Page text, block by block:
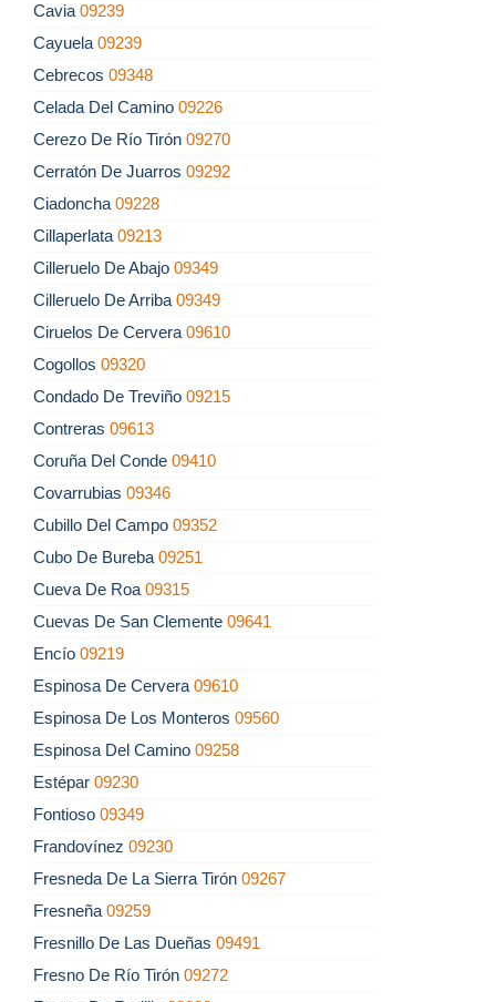
Cavia 09239
Cayuela 09239
Cebrecos 09348
Celada Del Camino 09226
Cerezo De Río Tirón 09270
Cerratón De Juarros 09292
Ciadoncha 09228
Cillaperlata 09213
Cilleruelo De Abajo 09349
Cilleruelo De Arriba 09349
Ciruelos De Cervera 09610
Cogollos 09320
Condado De Treviño 09215
Contreras 09613
Coruña Del Conde 09410
Covarrubias 09346
Cubillo Del Campo 09352
Cubo De Bureba 09251
Cueva De Roa 09315
Cuevas De San Clemente 09641
Encío 09219
Espinosa De Cervera 09610
Espinosa De Los Monteros 09560
Espinosa Del Camino 09258
Estépar 09230
Fontioso 09349
Frandovínez 09230
Fresneda De La Sierra Tirón 09267
Fresneña 09259
Fresnillo De Las Dueñas 09491
Fresno De Río Tirón 09272